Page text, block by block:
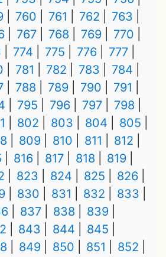
760 761 762
763
767 768 769
770
774 775 776
777
781 782 783
784
788 789 790
791
795 796 797
798
802 803 804
805
809 810 811
812
816 817 818
819
823 824 825
826
830 831 832
833
837 838
839
843 844
845
849 850 851
852